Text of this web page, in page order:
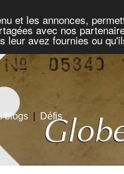
et les annonces,
avec nos
leur avez fournies ou
blogs Défis